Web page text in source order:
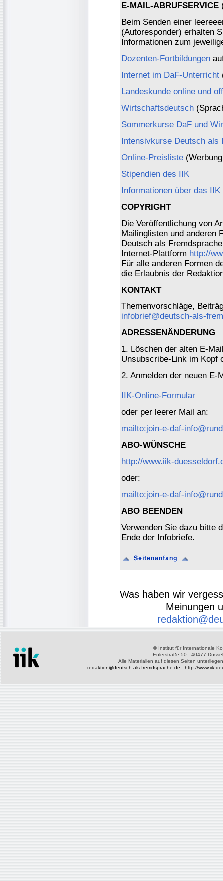
E-MAIL-ABRUFSERVICE
Beim Senden einer
(Autoresponder) erhalten
Informationen zum
Dozenten-Fortbildungen
Internet im DaF-Unterricht
Landeskunde online und
Wirtschaftsdeutsch
Sommerkurse DaF und
Intensivkurse Deutsch als
Online-Preisliste
Stipendien des IIK
Informationen über das IIK
COPYRIGHT
Die Veröffentlichung von
Mailinglisten und anderen
Deutsch als
Internet-Plattform http://
Für alle anderen Formen
die Erlaubnis der
KONTAKT
Themenvorschläge,
infobrief@deutsch-als-
ADRESSENÄNDERUNG
1. Löschen der alten E-
Unsubscribe-Link im Kopf
2. Anmelden der neuen E-
IIK-Online-Formular
oder per leerer Mail an:
mailto:join-e-daf-
ABO-WÜNSCHE
http://www.iik-
oder:
mailto:join-e-daf-
ABO BEENDEN
Verwenden Sie dazu bitte
Ende der Infobriefe.
Was haben wir
Meinungen
©Institut für Internationale
Eulerstraße 50 - 40477
Alle Materialien auf diesen Seiten
redaktion@deutsch-als-fremdsprache.de - http://www.iik-